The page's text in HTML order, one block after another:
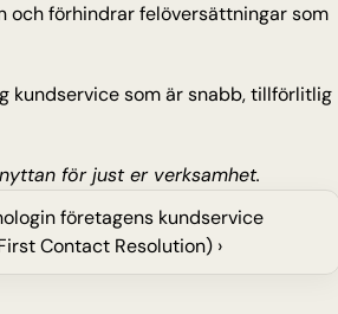
och förhindrar felöversättningar som
kundservice som är snabb, tillförlitlig
för just er verksamhet.
företagens kundservice
Contact Resolution) ›